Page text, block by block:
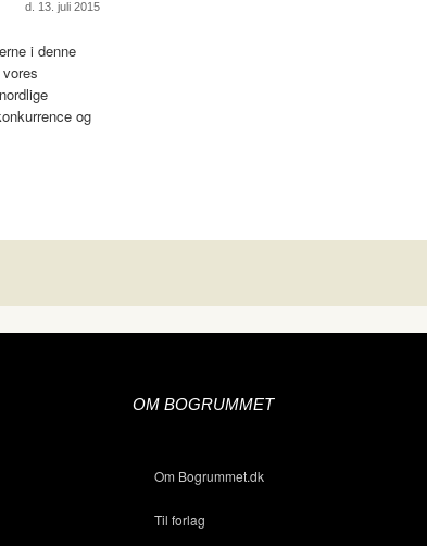
d. 13. juli 2015
i denne
og
OM BOGRUMMET
Om Bogrummet.dk
Til forlag